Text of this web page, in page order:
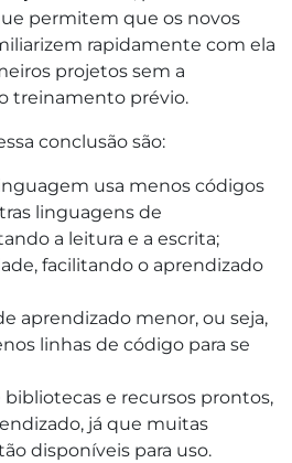
permitem que os novos
rapidamente com ela
projetos sem a
treinamento prévio.
conclusão são:
usa menos códigos
linguagens de
a leitura e a escrita;
facilitando o aprendizado
aprendizado menor, ou seja,
linhas de código para se
e recursos prontos,
já que muitas
disponíveis para uso.